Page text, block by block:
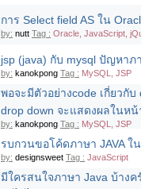
การ Select field AS ใน
by: nutt Tag : Oracle, JavaScript,
jsp (java) กับ mysql ปัญหาภ
by: kanokpong Tag : MySQL, JSP
พอจะมีตัวอย่างcode เกี่ยวกั
drop down จะแสดงผลในห
by: kanokpong Tag : MySQL, JSP
รบกวนขอโค้ดภาษา JAVA
by: designsweet Tag : JavaScript
มีใครสนใจภาษา Java บ้าง